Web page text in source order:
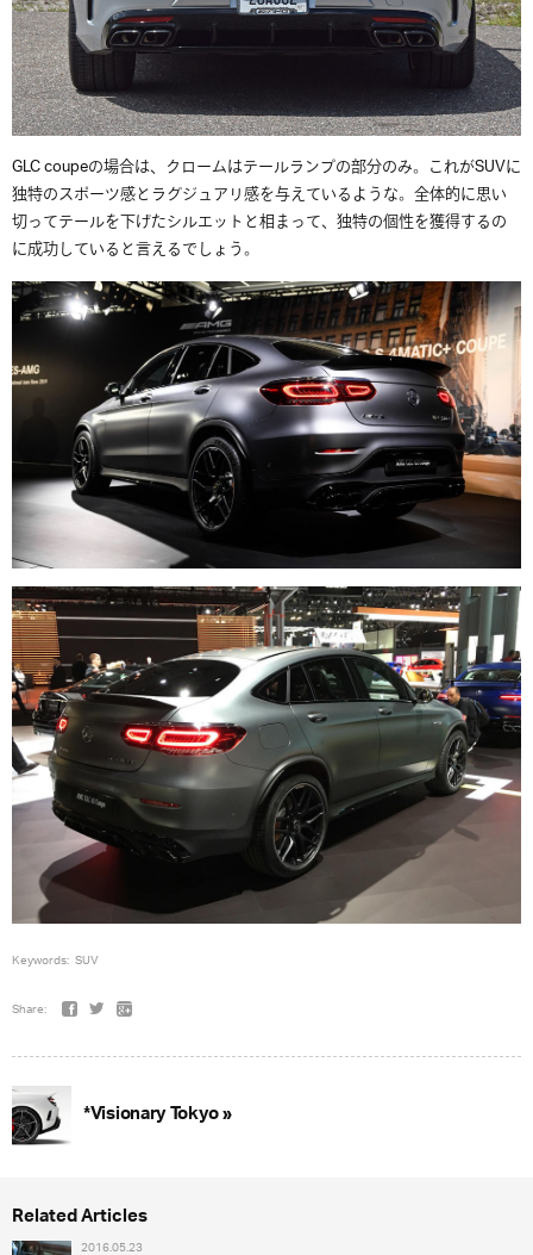
GLC coupeの場合は、クロームはテールランプの部分のみ。これがSUVに
独特のスポーツ感とラグジュアリ感を与えているような。全体的に思い
切ってテールを下げたシルエットと相まって、独特の個性を獲得するの
に成功していると言えるでしょう。
Keywords: SUV
Share:
*Visionary Tokyo »
Related Articles
2016.05.23